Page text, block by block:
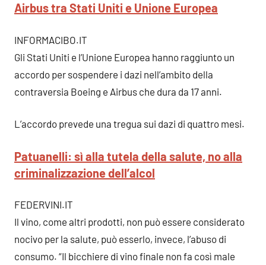
Airbus tra Stati Uniti e Unione Europea
INFORMACIBO.IT
Gli Stati Uniti e l’Unione Europea hanno raggiunto un
accordo per sospendere i dazi nell’ambito della
contraversia Boeing e Airbus che dura da 17 anni.
L’accordo prevede una tregua sui dazi di quattro mesi.
Patuanelli: sì alla tutela della salute, no alla
criminalizzazione dell’alcol
FEDERVINI.IT
Il vino, come altri prodotti, non può essere considerato
nocivo per la salute, può esserlo, invece, l’abuso di
consumo. “Il bicchiere di vino finale non fa così male